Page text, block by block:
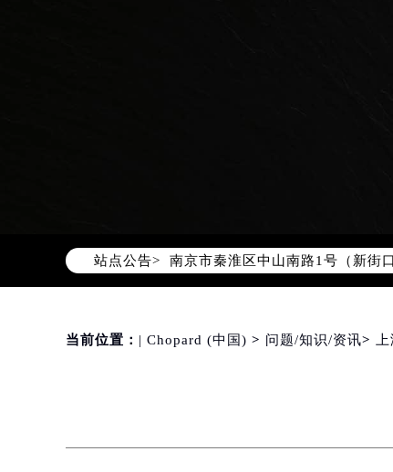
站点公告>
2026年8月萧邦中国区售后服务网
2026年8月萧邦全国官方售后客户
萧邦官方全国统一服务热线400-
2026年8月萧邦售后服务中心最新
北京市朝阳区建国门外大街甲6
北京市东城区东长安街1号东方广
天津市和平区赤峰道136号天津国
上海市徐汇区虹桥路3号港汇中心
上海市黄浦区南京东路299号宏
南京市秦淮区中山南路1号（新街
常州市新北区龙锦路1590号现代
扬州市邗江区国展路29号星耀天
泰州市海陵区永定东路399号置地
当前位置： | Chopard (中国) > 问题/知识/资讯>